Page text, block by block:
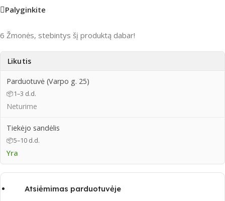
Palyginkite
6 Žmonės, stebintys šį produktą dabar!
Likutis
Parduotuvė (Varpo g. 25)
📦1–3 d.d.
Neturime
Tiekėjo sandėlis
📦5–10 d.d.
Yra
Atsiėmimas parduotuvėje